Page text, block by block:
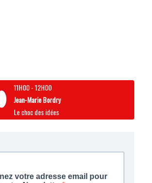
11H00-12H00
Jean-Marie Bordry
Le choc des idées